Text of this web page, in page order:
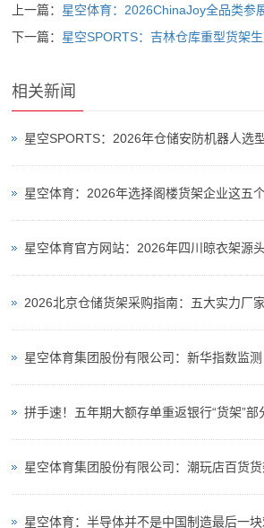
上一篇： 星空体育：2026ChinaJoy全品类参
下一篇： 星空SPORTS：吉林仓库重型货架
相关新闻